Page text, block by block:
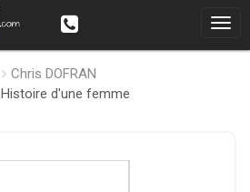
Chris DOFRAN
d'une femme